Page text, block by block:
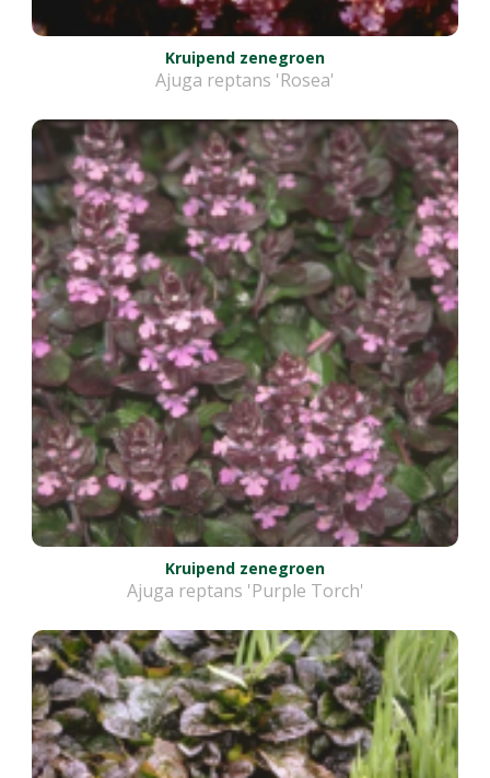
Kruipend zenegroen
Ajuga reptans 'Rosea'
Kruipend zenegroen
Ajuga reptans 'Purple Torch'